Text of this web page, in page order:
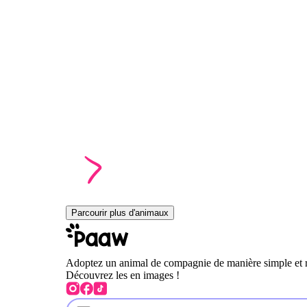
Parcourir plus d'animaux
Adoptez un animal de compagnie de manière simple et
Découvrez les en images !